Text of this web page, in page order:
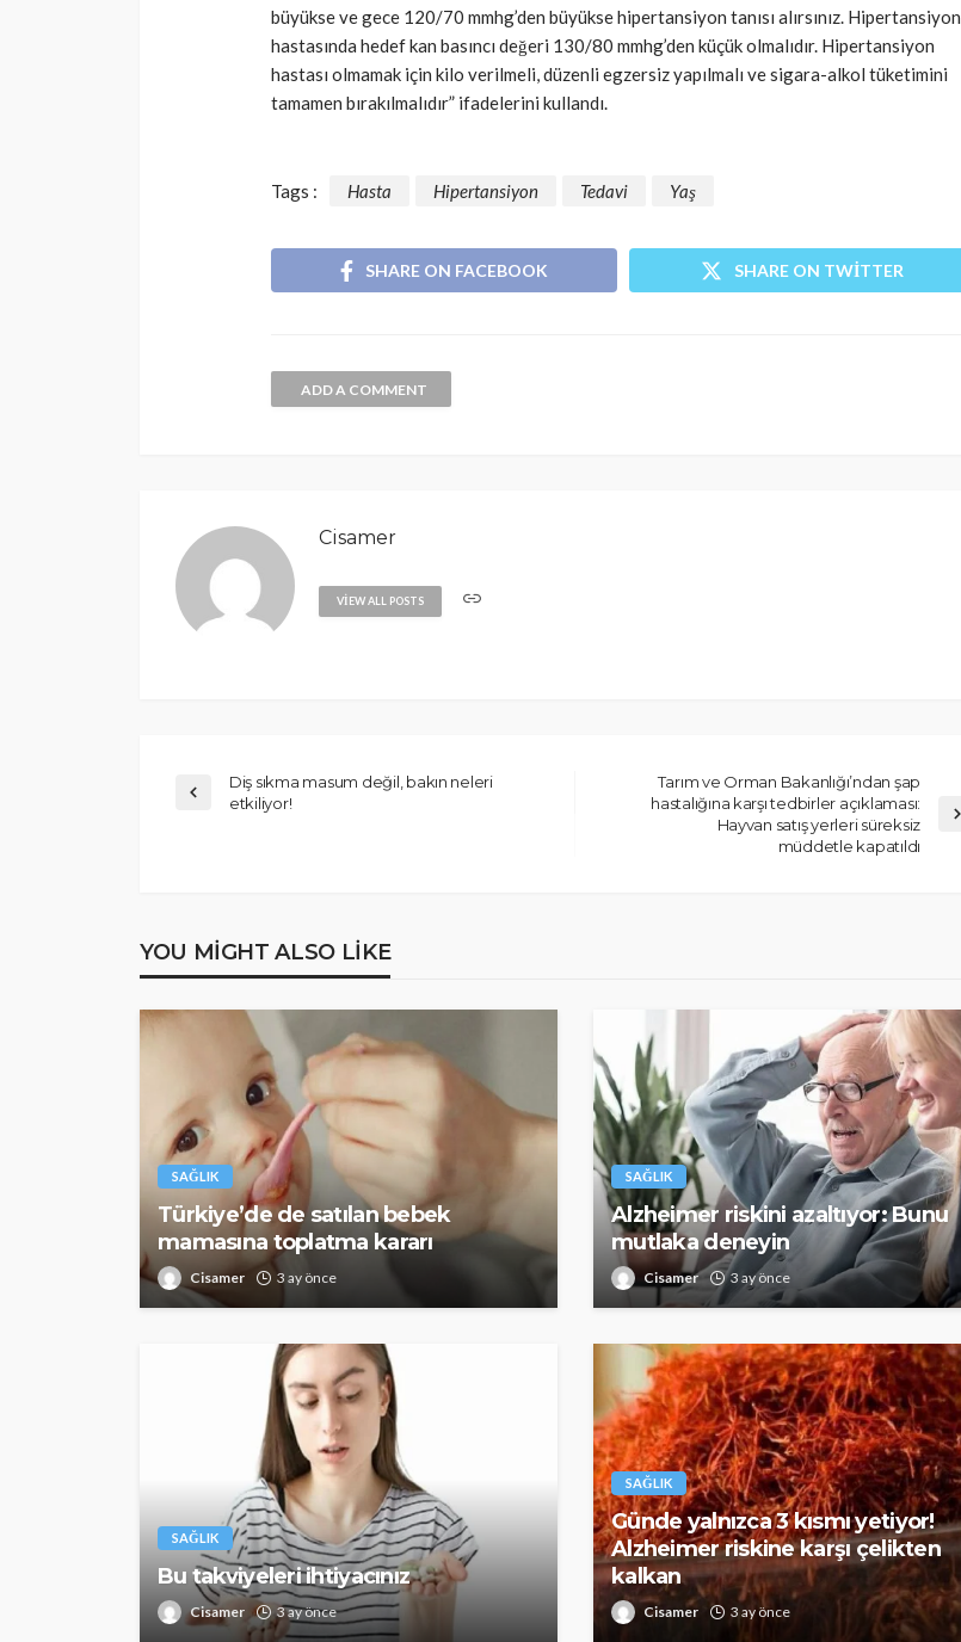
büyükse ve gece 120/70 mmhg’den büyükse hipertansiyon tanısı alırsınız. Hipertansiyon
hastasında hedef kan basıncı değeri 130/80 mmhg’den küçük olmalıdır. Hipertansiyon
hastası olmamak için kilo verilmeli, düzenli egzersiz yapılmalı ve sigara-alkol tüketimini
tamamen bırakılmalıdır” ifadelerini kullandı.
Tags : Hasta Hipertansiyon Tedavi Yaş
SHARE ON FACEBOOK SHARE ON TWITTER
ADD A COMMENT
Cisamer
VIEW ALL POSTS
Diş sıkma masum değil, bakın neleri
etkiliyor!
Tarım ve Orman Bakanlığı’ndan şap
hastalığına karşı tedbirler açıklaması:
Hayvan satış yerleri süreksiz
müddetle kapatıldı
YOU MIGHT ALSO LIKE
SAĞLIK
Türkiye’de de satılan bebek
mamasına toplatma kararı
Cisamer 3 ay önce
SAĞLIK
Alzheimer riskini azaltıyor: Bunu
mutlaka deneyin
Cisamer 3 ay önce
SAĞLIK
Bu takviyeleri ihtiyacınız
Cisamer 3 ay önce
SAĞLIK
Günde yalnızca 3 kısmı yetiyor!
Alzheimer riskine karşı çelikten
kalkan
Cisamer 3 ay önce
SAĞLIK
Günde yalnızca 3 kısmı SAĞLIK